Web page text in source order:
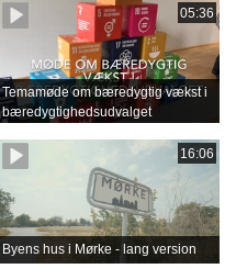
05:36
Temamøde om bæredygtig vækst i
bæredygtighedsudvalget
16:06
Byens hus i Mørke - lang version